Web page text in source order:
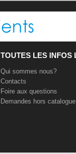
TOUTES LES INFOS
Qui sommes nous?
Contacts
Foire aux questions
Demandes hors catalogue